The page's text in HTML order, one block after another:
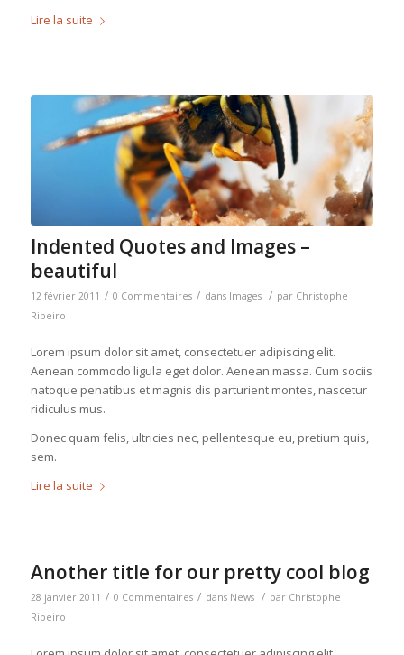
Lire la suite
Indented Quotes and Images –
beautiful
12 février 2011 / 0 Commentaires / dans Images / par Christophe
Ribeiro
Lorem ipsum dolor sit amet, consectetuer adipiscing elit.
Aenean commodo ligula eget dolor. Aenean massa. Cum sociis
natoque penatibus et magnis dis parturient montes, nascetur
ridiculus mus.
Donec quam felis, ultricies nec, pellentesque eu, pretium quis,
sem.
Lire la suite
Another title for our pretty cool blog
28 janvier 2011 / 0 Commentaires / dans News / par Christophe
Ribeiro